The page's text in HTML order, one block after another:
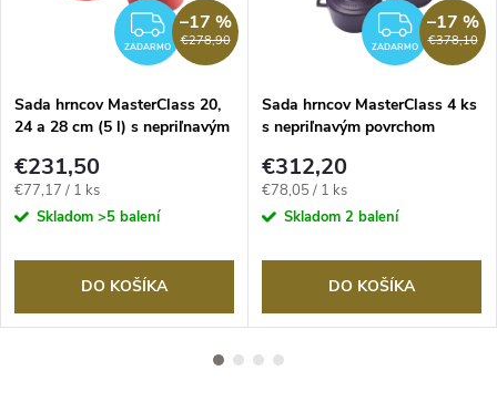
ZADARMO
ZADARMO €278,90
–17 %
Sada hrncov MasterClass 20,
24 a 28 cm (5 l) s nepriľnavým
€231,50
Jednotková
cena:
€77,17 / 1 ks
Skladom >5 balení
DO KOŠÍKA
ZADARMO €378,10
–17 %
Sada hrncov MasterClass 4 ks
s nepriľnavým povrchom
€312,20
Jednotková
cena:
€78,05 / 1 ks
Skladom 2 balení
DO KOŠÍKA